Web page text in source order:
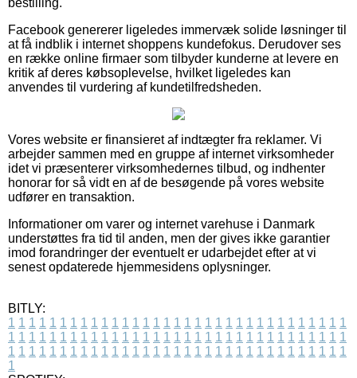
Facebook genererer ligeledes immervæk solide løsninger til
at få indblik i internet shoppens kundefokus. Derudover ses
en række online firmaer som tilbyder kunderne at levere en
kritik af deres købsoplevelse, hvilket ligeledes kan
anvendes til vurdering af kundetilfredsheden.
Vores website er finansieret af indtægter fra reklamer. Vi
arbejder sammen med en gruppe af internet virksomheder
idet vi præsenterer virksomhedernes tilbud, og indhenter
honorar for så vidt en af de besøgende på vores website
udfører en transaktion.
Informationer om varer og internet varehuse i Danmark
understøttes fra tid til anden, men der gives ikke garantier
imod forandringer der eventuelt er udarbejdet efter at vi
senest opdaterede hjemmesidens oplysninger.
BITLY:
1 1 1 1 1 1 1 1 1 1 1 1 1 1 1 1 1 1 1 1 1 1 1 1 1 1 1 1 1 1 1 1 1
1 1 1 1 1 1 1 1 1 1 1 1 1 1 1 1 1 1 1 1 1 1 1 1 1 1 1 1 1 1 1 1 1
1 1 1 1 1 1 1 1 1 1 1 1 1 1 1 1 1 1 1 1 1 1 1 1 1 1 1 1 1 1 1 1 1
1